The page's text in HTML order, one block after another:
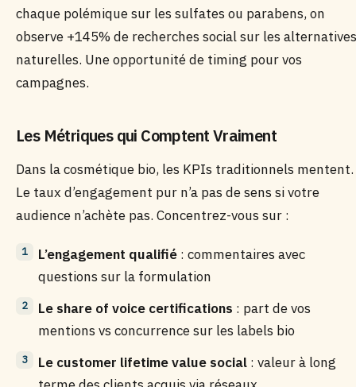
chaque polémique sur les sulfates ou parabens, on
observe +145% de recherches social sur les alternatives
naturelles. Une opportunité de timing pour vos
campagnes.
Les Métriques qui Comptent Vraiment
Dans la cosmétique bio, les KPIs traditionnels mentent.
Le taux d’engagement pur n’a pas de sens si votre
audience n’achète pas. Concentrez-vous sur :
L’engagement qualifié : commentaires avec
questions sur la formulation
Le share of voice certifications : part de vos
mentions vs concurrence sur les labels bio
Le customer lifetime value social : valeur à long